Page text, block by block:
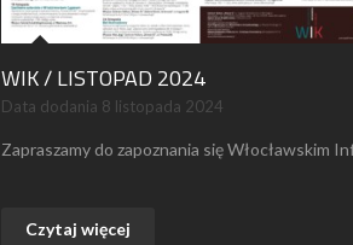
WIK / LISTOPAD 2024
Data dodania 8 listopada 2024
Zapraszamy do zapoznania się Włocławskim
Czytaj więcej